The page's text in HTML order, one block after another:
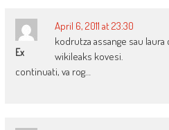
Ex
April 6, 2011 at 23:30
kodrutza assange sau laura
wikileaks kovesi.
continuati, va rog…